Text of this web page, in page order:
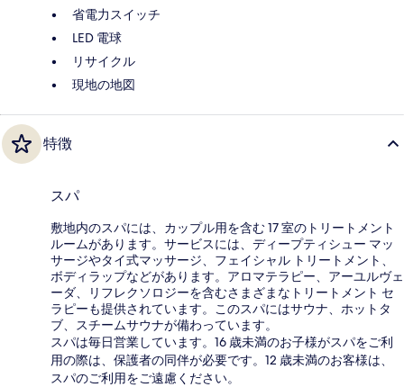
省電力スイッチ
LED 電球
リサイクル
現地の地図
特徴
スパ
敷地内のスパには、カップル用を含む 17 室のトリートメント
ルームがあります。サービスには、ディープティシュー マッ
サージやタイ式マッサージ、フェイシャル トリートメント、
ボディラップなどがあります。アロマテラピー、アーユルヴェ
ーダ、リフレクソロジーを含むさまざまなトリートメント セ
ラピーも提供されています。このスパにはサウナ、ホットタ
ブ、スチームサウナが備わっています。
スパは毎日営業しています。16 歳未満のお子様がスパをご利
用の際は、保護者の同伴が必要です。12 歳未満のお客様は、
スパのご利用をご遠慮ください。